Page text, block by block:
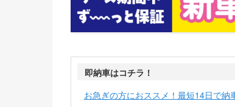
即納車はコチラ！
お急ぎの方におススメ！最短14日で納